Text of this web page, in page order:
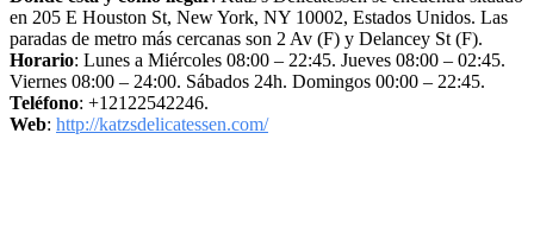
en 205 E Houston St, New York, NY 10002, Estados Unidos. Las
paradas de metro más cercanas son 2 Av (F) y Delancey St (F).
Horario: Lunes a Miércoles 08:00 – 22:45. Jueves 08:00 – 02:45.
Viernes 08:00 – 24:00. Sábados 24h. Domingos 00:00 – 22:45.
Teléfono: +12122542246.
Web: http://katzsdelicatessen.com/